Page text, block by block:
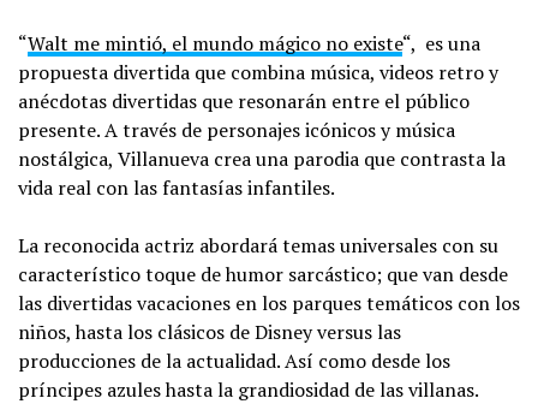
“Walt me mintió, el mundo mágico no existe“, es una
propuesta divertida que combina música, videos retro y
anécdotas divertidas que resonarán entre el público
presente. A través de personajes icónicos y música
nostálgica, Villanueva crea una parodia que contrasta la
vida real con las fantasías infantiles.
La reconocida actriz abordará temas universales con su
característico toque de humor sarcástico; que van desde
las divertidas vacaciones en los parques temáticos con los
niños, hasta los clásicos de Disney versus las
producciones de la actualidad. Así como desde los
príncipes azules hasta la grandiosidad de las villanas.